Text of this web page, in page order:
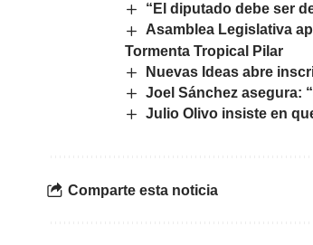
“El diputado debe ser
Asamblea Legislativa
Tormenta Tropical Pilar
Nuevas Ideas abre
Joel Sánchez asegura:
Julio Olivo insiste en
Comparte esta noticia